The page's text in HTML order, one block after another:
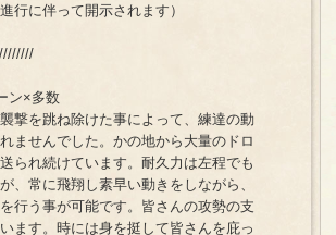
進行に伴って開示されます）
ン×多数
撃を跳ね除けた事によって、練達の動
ませんでした。かの地から大量のドロ
られ続けています。耐久力は左程でも
、常に飛翔し素早い動きをしながら、
行う事が可能です。皆さんの攻勢の支
ます。時には身を挺して皆さんを庇っ